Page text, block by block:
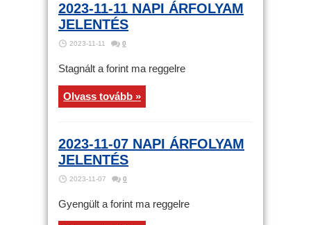
2023-11-11 NAPI ÁRFOLYAM
JELENTÉS
2023-11-11 0
Stagnált a forint ma reggelre
Olvass tovább »
2023-11-07 NAPI ÁRFOLYAM
JELENTÉS
2023-11-07 0
Gyengült a forint ma reggelre